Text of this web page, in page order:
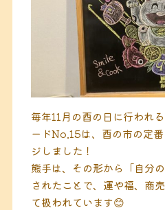
毎年11月の酉の日に行われ
ードNo.15は、酉の市の定
ジしました！
熊手は、その形から「自分
されたことで、運や福、商
て扱われています😊